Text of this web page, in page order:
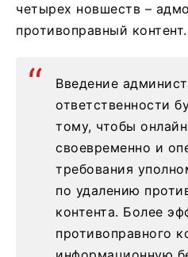
четырех новшеств –
противоправный контент.
Введение
ответственности
тому, чтобы
своевременно и
требования
по удалению
контента. Более
противоправного